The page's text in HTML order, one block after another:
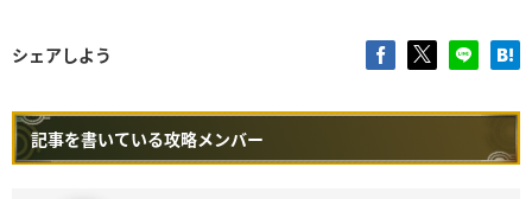
シェアしよう
記事を書いている攻略メンバー